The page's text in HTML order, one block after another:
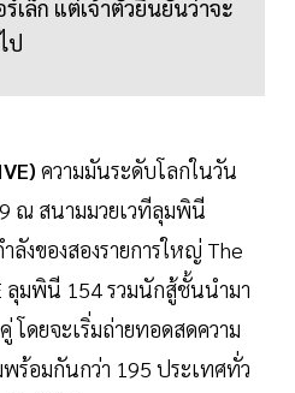
เล็ก แต่เจ้าตัวยืนยันว่าจะ
ป
ความมันระดับโลกในวัน
ณ สนามมวยเวทีลุมพินี
งของสองรายการใหญ่ The
ลุมพินี 154 รวมนักสู้ชั้นนำมา
ดยจะเริ่มถ่ายทอดสดความ
ร้อมกันกว่า 195 ประเทศทั่ว